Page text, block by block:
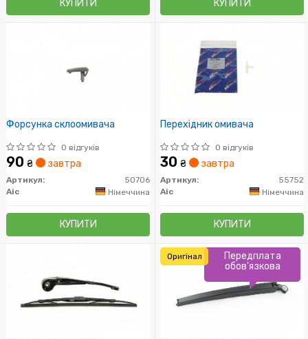
КУПИТИ КУПИТИ
Форсунка склоомивача
0 відгуків
90 ₴ завтра
Артикул:
50706
Aic
Німеччина
КУПИТИ
Перехідник омивача
0 відгуків
30 ₴ завтра
Артикул:
55752
Aic
Німеччина
КУПИТИ
Передплата
обов'язкова
Оригінал